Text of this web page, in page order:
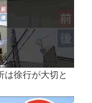
は徐行が大切と